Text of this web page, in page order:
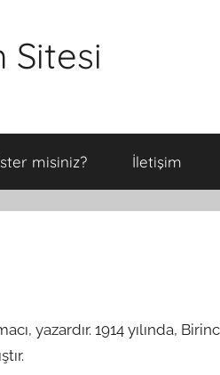
Sitesi
misiniz? İletişim
yazardır. 1914 yılında,